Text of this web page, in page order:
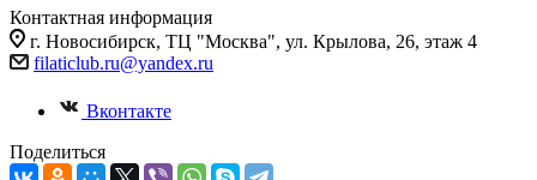
Контактная информация
г. Новосибирск, ТЦ "Москва", ул. Крылова, 26, этаж 4
filaticlub.ru@yandex.ru
Вконтакте
Поделиться